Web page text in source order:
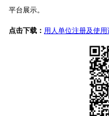
平台展示。
点击下载： 用人单位注册及使